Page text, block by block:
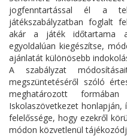
jogfenntartással él a
játékszabályzatban foglalt
akár a játék időtartama
egyoldalúan kiegészítse,
ajánlatát különösebb
A szabályzat
megszüntetéséről szóló
meghatározott
Iskolaszövetkezet honlapján,
felelőssége, hogy ezekről
módon közvetlenül